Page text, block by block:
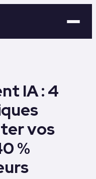
IA : 4
vos
%